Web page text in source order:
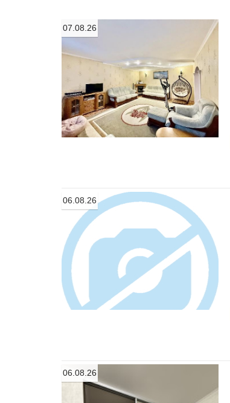
07.08.26
06.08.26
06.08.26